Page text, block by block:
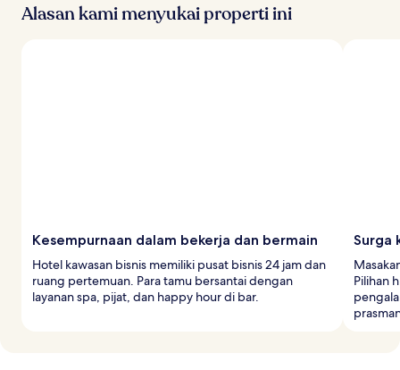
r
a
Alasan kami menyukai properti ini
Kesempurnaan dalam bekerja dan bermain
Hotel kawasan bisnis memiliki pusat bisnis 24 jam dan
ruang pertemuan. Para tamu bersantai dengan
layanan spa, pijat, dan happy hour di bar.
Surga
Pilihan